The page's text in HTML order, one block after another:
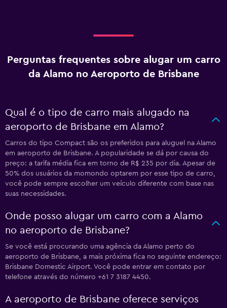
Perguntas frequentes sobre alugar um carro
da Alamo no Aeroporto de Brisbane
Qual é o tipo de carro mais alugado na
aeroporto de Brisbane em Alamo?
Carros do tipo Compact são os preferidos para aluguel na Alamo
em aeroporto de Brisbane. A popularidade se dá por causa do
preço: a tarifa média fica em torno de R$ 235 por dia. Apesar de
50% dos usuários da momondo optarem por esse tipo de carro,
você pode sempre escolher um veículo diferente com base nas
suas necessidades.
Onde posso alugar um carro com a Alamo
no aeroporto de Brisbane?
Se você está procurando uma agência da Alamo perto do
aeroporto de Brisbane, a mais próxima fica no seguinte endereço:
Brisbane Domestic Airport. Você pode entrar em contato por
telefone através do número +61 7 3187 4450.
A aeroporto de Brisbane oferece serviços